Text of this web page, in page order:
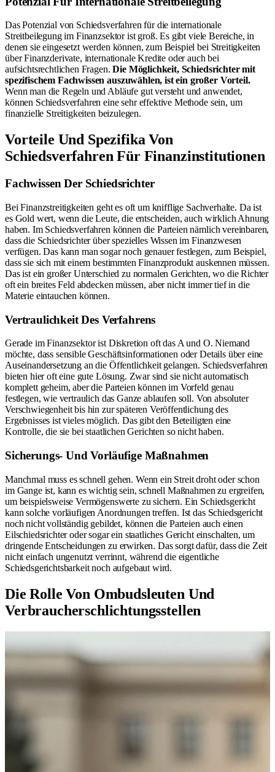
Das Potenzial von Schiedsverfahren für die internationale
Streitbeilegung im Finanzsektor ist groß. Es gibt viele Bereiche, in
denen sie eingesetzt werden können, zum Beispiel bei Streitigkeiten
über Finanzderivate, internationale Kredite oder auch bei
aufsichtsrechtlichen Fragen.Die Möglichkeit, Schiedsrichter mit
spezifischem Fachwissen auszuwählen, ist ein großer Vorteil.
Wenn man die Regeln und Abläufe gut versteht und anwendet,
können Schiedsverfahren eine sehr effektive Methode sein, um
finanzielle Streitigkeiten beizulegen.
Vorteile Und Spezifika Von
Schiedsverfahren Für Finanzinstitutionen
Fachwissen Der Schiedsrichter
Bei Finanzstreitigkeiten geht es oft um knifflige Sachverhalte. Da ist
es Gold wert, wenn die Leute, die entscheiden, auch wirklich Ahnung
haben. Im Schiedsverfahren können die Parteien nämlich vereinbaren,
dass die Schiedsrichter über spezielles Wissen im Finanzwesen
verfügen. Das kann man sogar noch genauer festlegen, zum Beispiel,
dass sie sich mit einem bestimmten Finanzprodukt auskennen müssen.
Das ist ein großer Unterschied zu normalen Gerichten, wo die Richter
oft ein breites Feld abdecken müssen, aber nicht immer tief in die
Materie eintauchen können.
Vertraulichkeit Des Verfahrens
Gerade im Finanzsektor ist Diskretion oft das A und O. Niemand
möchte, dass sensible Geschäftsinformationen oder Details über eine
Auseinandersetzung an die Öffentlichkeit gelangen. Schiedsverfahren
bieten hier oft eine gute Lösung. Zwar sind sie nicht automatisch
komplett geheim, aber die Parteien können im Vorfeld genau
festlegen, wie vertraulich das Ganze ablaufen soll. Von absoluter
Verschwiegenheit bis hin zur späteren Veröffentlichung des
Ergebnisses ist vieles möglich. Das gibt den Beteiligten eine
Kontrolle, die sie bei staatlichen Gerichten so nicht haben.
Sicherungs- Und Vorläufige Maßnahmen
Manchmal muss es schnell gehen. Wenn ein Streit droht oder schon
im Gange ist, kann es wichtig sein, schnell Maßnahmen zu ergreifen,
um beispielsweise Vermögenswerte zu sichern. Ein Schiedsgericht
kann solche vorläufigen Anordnungen treffen. Ist das Schiedsgericht
noch nicht vollständig gebildet, können die Parteien auch einen
Eilschiedsrichter oder sogar ein staatliches Gericht einschalten, um
dringende Entscheidungen zu erwirken. Das sorgt dafür, dass die Zeit
nicht einfach ungenutzt verrinnt, während die eigentliche
Schiedsgerichtsbarkeit noch aufgebaut wird.
Die Rolle Von Ombudsleuten Und
Verbraucherschlichtungsstellen